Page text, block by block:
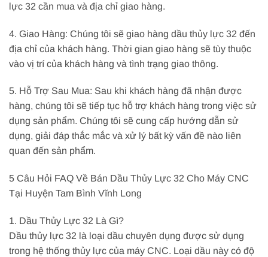
lực 32 cần mua và địa chỉ giao hàng.
4. Giao Hàng: Chúng tôi sẽ giao hàng dầu thủy lực 32 đến
địa chỉ của khách hàng. Thời gian giao hàng sẽ tùy thuộc
vào vị trí của khách hàng và tình trạng giao thông.
5. Hỗ Trợ Sau Mua: Sau khi khách hàng đã nhận được
hàng, chúng tôi sẽ tiếp tục hỗ trợ khách hàng trong việc sử
dụng sản phẩm. Chúng tôi sẽ cung cấp hướng dẫn sử
dụng, giải đáp thắc mắc và xử lý bất kỳ vấn đề nào liên
quan đến sản phẩm.
5 Câu Hỏi FAQ Về Bán Dầu Thủy Lực 32 Cho Máy CNC
Tại Huyện Tam Bình Vĩnh Long
1. Dầu Thủy Lực 32 Là Gì?
Dầu thủy lực 32 là loại dầu chuyên dụng được sử dụng
trong hệ thống thủy lực của máy CNC. Loại dầu này có độ